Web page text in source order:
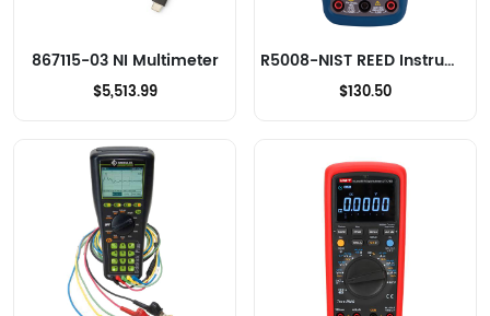
867115-03 NI Multimeter
$5,513.99
R5008-NIST REED Instruments Multimeter
$130.50